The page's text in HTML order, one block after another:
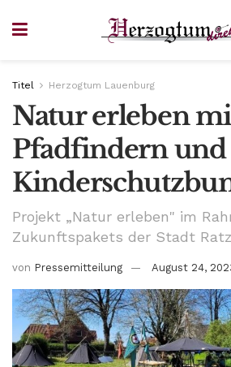
Titel Herzogtum Lauenburg
Natur erleben
Pfadfindern
Projekt „Natur erleben" im
Zukunftspakets der Stadt
von Pressemitteilung August 24,